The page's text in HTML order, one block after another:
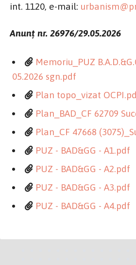
int. 1120, e-mail:
Anunț nr. 26976/29.05.2026
Memoriu_PUZ
05.2026 sgn.pdf
Plan topo_vizat
Plan_BAD_CF 62709
Plan_CF 47668
PUZ - BAD&GG - A1.pdf
PUZ - BAD&GG - A2.pdf
PUZ - BAD&GG - A3.pdf
PUZ - BAD&GG - A4.pdf